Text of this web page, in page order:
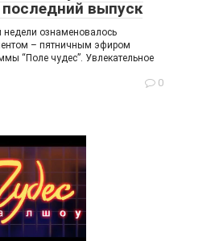
выпуск
недели ознаменовалось
– пятничным эфиром
“Поле чудес”. Увлекательное
0